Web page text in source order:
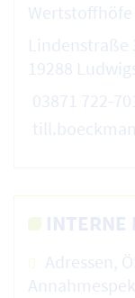
Lindenstraße
19288
03871 722-
INTERNE
Adressen,